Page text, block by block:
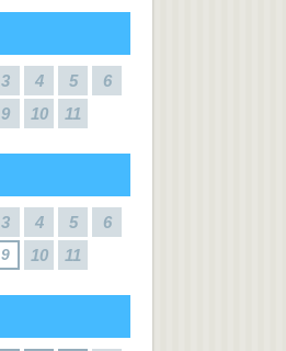
3 4 5 6
9 10 11
3 4 5 6
9 10 11